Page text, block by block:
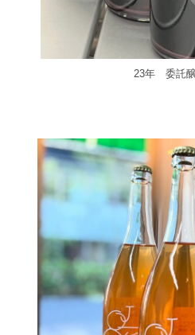
23年 委託醸造